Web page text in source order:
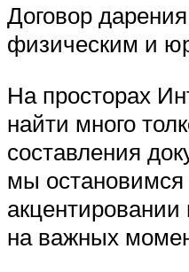
Договор
физическим и
На просторах
найти много
составления
мы остановимся
на важных